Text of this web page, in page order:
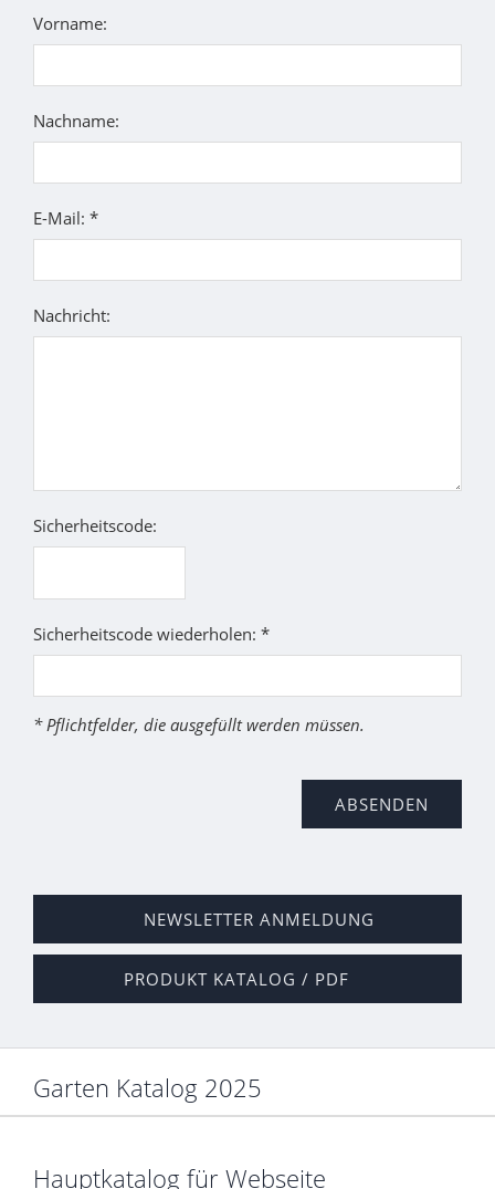
Vorname:
Nachname:
E-Mail: *
Nachricht:
Sicherheitscode:
Sicherheitscode wiederholen: *
* Pflichtfelder, die ausgefüllt werden müssen.
NEWSLETTER ANMELDUNG
PRODUKT KATALOG / PDF
Garten Katalog 2025
Hauptkatalog für Webseite